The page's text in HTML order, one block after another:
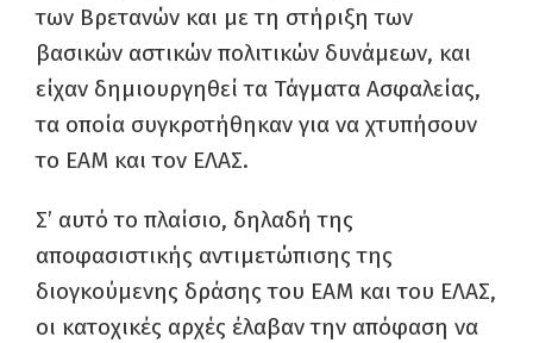
των Βρετανών και με τη στήριξη των
βασικών αστικών πολιτικών δυνάμεων, και
είχαν δημιουργηθεί τα Τάγματα Ασφαλείας,
τα οποία συγκροτήθηκαν για να χτυπήσουν
το ΕΑΜ και τον ΕΛΑΣ.
Σ’ αυτό το πλαίσιο, δηλαδή της
αποφασιστικής αντιμετώπισης της
διογκούμενης δράσης του ΕΑΜ και του ΕΛΑΣ,
οι κατοχικές αρχές έλαβαν την απόφαση να